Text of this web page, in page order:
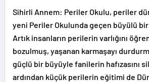
Sihirli Annem: Periler Okulu, periler
yeni Periler Okulunda geçen büyülü bir
Artık insanların perilerin varlığını
bozulmuş, yaşanan karmaşayı
güçlü bir büyüyle fanilerin hafızasını
ardından küçük perilerin eğitimi de